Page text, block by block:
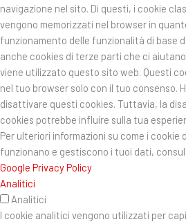
navigazione nel sito. Di questi, i cookie
vengono memorizzati nel browser in
funzionamento delle funzionalità di base
anche cookies di terze parti che ci
viene utilizzato questo sito web. Questi
nel tuo browser solo con il tuo consenso.
disattivare questi cookies. Tuttavia, la
cookies potrebbe influire sulla tua
Per ulteriori informazioni su come i cookie
funzionano e gestiscono i tuoi dati,
Google Privacy Policy
Analitici
Analitici
I cookie analitici vengono utilizzati per